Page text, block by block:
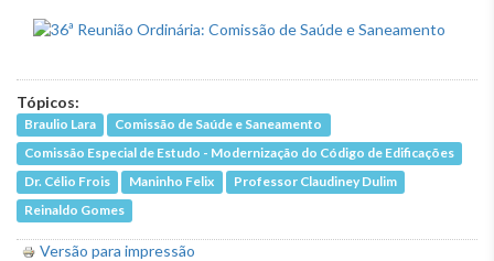
Tópicos:
Braulio Lara
Comissão de Saúde e Saneamento
Comissão Especial de Estudo - Modernização do Código de Edificações
Dr. Célio Frois
Maninho Felix
Professor Claudiney Dulim
Reinaldo Gomes
Versão para impressão